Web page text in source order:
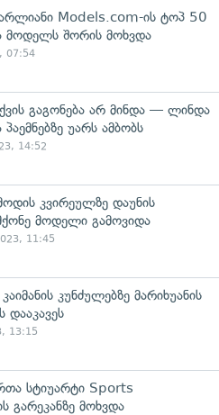
Models.com-ის ტოპ 50
მოდელს შორის მოხვდა
07:54
გაგონება არ მინდა — ლინდა
უარს ამბობს
14:52
კვირეულზე დაუნის
მოდელი გამოვიდა
11:45
კუნძულებზე მარიხუანის
13:15
სტიუარტი Sports
გარეკანზე მოხვდა